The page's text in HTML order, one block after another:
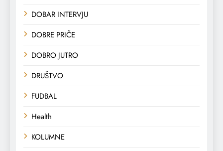
DOBAR INTERVJU
DOBRE PRIČE
DOBRO JUTRO
DRUŠTVO
FUDBAL
Health
KOLUMNE